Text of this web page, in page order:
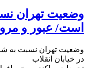
وضعیت تهران
است/ عبور و
وضعیت تهران نسبت به
در خیابان انقلاب